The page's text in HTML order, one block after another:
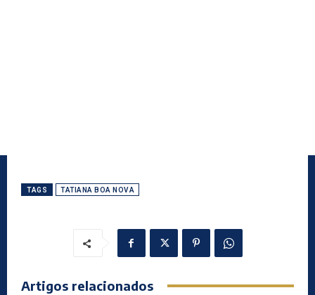
TAGS TATIANA BOA NOVA
Artigos relacionados